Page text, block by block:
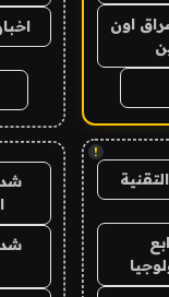
اون
!
اخبار 24